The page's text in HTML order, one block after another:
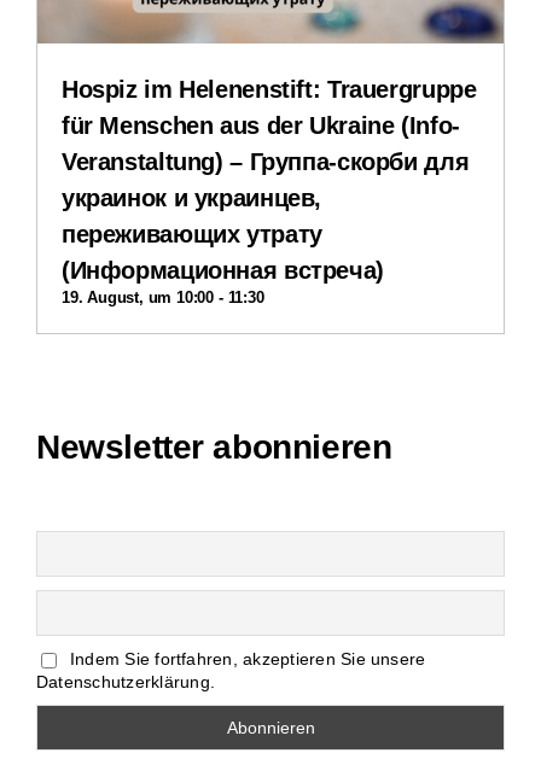
Datenschutzerklärung
Interner Bereich
Hospiz im Helenenstift: Trauergruppe
für Menschen aus der Ukraine (Info-
Veranstaltung) – Группа-скорби для
украинок и украинцев,
переживающих утрату
(Информационная встреча)
19. August, um 10:00 - 11:30
Newsletter abonnieren
Indem Sie fortfahren, akzeptieren Sie unsere
Datenschutzerklärung.